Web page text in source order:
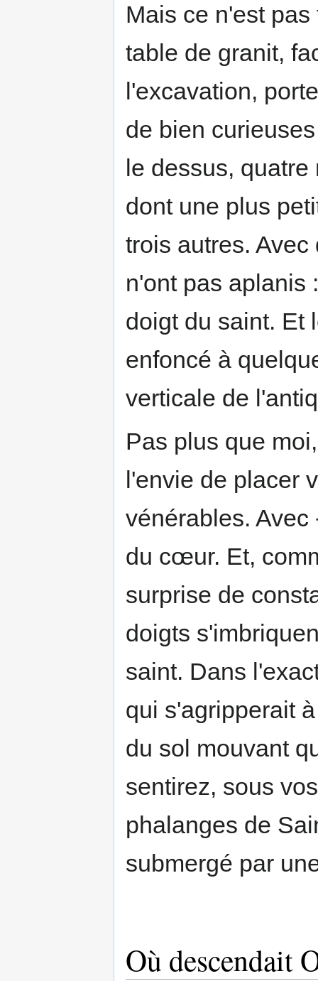
Mais ce n'est pas
table de granit,
l'excavation,
de bien
le dessus,
dont une plus
trois autres.
n'ont pas aplanis
doigt du saint. Et
enfoncé à
verticale de
Pas plus que
l'envie de placer
vénérables.
du cœur. Et,
surprise de
doigts
saint. Dans
qui s'agripperait
du sol mouvant
sentirez, sous
phalanges de
submergé par
Où descendait